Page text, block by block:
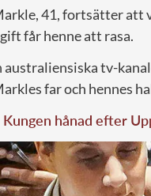
41, fortsätter att
får henne att rasa.
australiensiska tv-
far och hennes
Kungen hånad efter